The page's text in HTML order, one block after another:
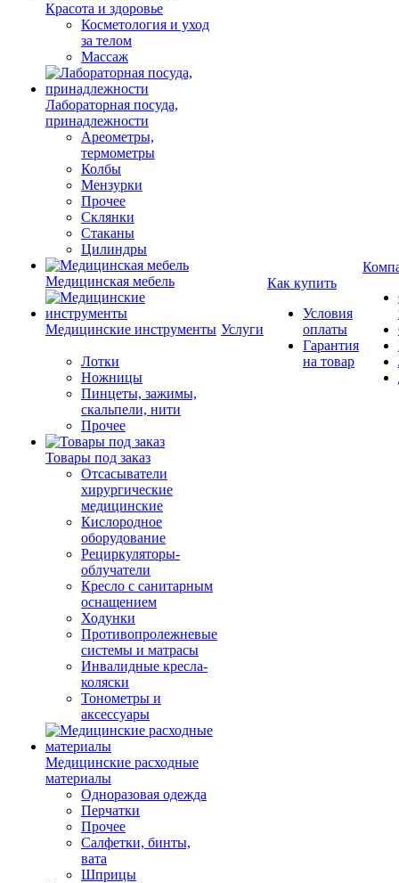
Красота и здоровье
Косметология и уход
за телом
Массаж
Лабораторная посуда,
принадлежности
Ареометры,
термометры
Колбы
Мензурки
Прочее
Склянки
Стаканы
Цилиндры
Медицинская мебель
Медицинские инструменты
Лотки
Ножницы
Пинцеты, зажимы,
скальпели, нити
Прочее
Товары под заказ
Отсасыватели
хирургические
медицинские
Кислородное
оборудование
Рециркуляторы-
облучатели
Кресло с санитарным
оснащением
Ходунки
Противопролежневые
системы и матрасы
Инвалидные кресла-
коляски
Тонометры и
аксессуары
Медицинские расходные
материалы
Одноразовая одежда
Перчатки
Прочее
Салфетки, бинты,
вата
Шприцы
Услуги
Как купить
Условия
оплаты
Гарантия
на товар